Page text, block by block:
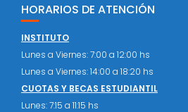
HORARIOS DE ATENCIÓN
INSTITUTO
Lunes a Viernes: 7:00 a 12:00 hs
Lunes a Viernes: 14:00 a 18:20 hs
CUOTAS Y BECAS ESTUDIANTIL
Lunes: 7:15 a 11:15 hs